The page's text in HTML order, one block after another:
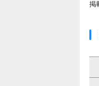
掲